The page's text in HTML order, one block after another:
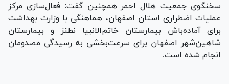
سخنگوی جمعیت هلال احمر همچنین گفت: فعال‌سازی مرکز
عملیات اضطراری استان اصفهان، هماهنگی با وزارت بهداشت
برای آماده‌باش بیمارستان خاتم‌الانبیا نطنز و بیمارستان
شاهین‌شهر اصفهان برای سرعت‌بخشی به رسیدگی مصدومان
انجام شده است.